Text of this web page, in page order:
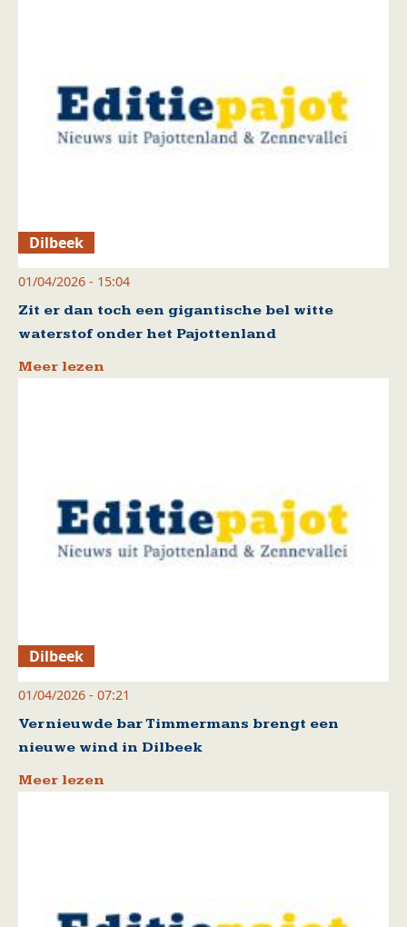
Dilbeek
01/04/2026 - 15:04
Zit er dan toch een gigantische bel witte
waterstof onder het Pajottenland
Meer lezen
Dilbeek
01/04/2026 - 07:21
Vernieuwde bar Timmermans brengt een
nieuwe wind in Dilbeek
Meer lezen